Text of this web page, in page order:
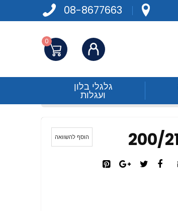
08-8677663
התחברות 0
גלגלי בלון
ועגלות
הוסף להשוואה